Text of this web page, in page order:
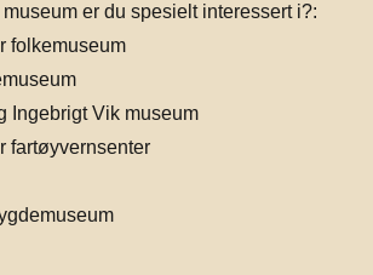
er du spesielt interessert i?:
folkemuseum
Ingebrigt Vik museum
fartøyvernsenter